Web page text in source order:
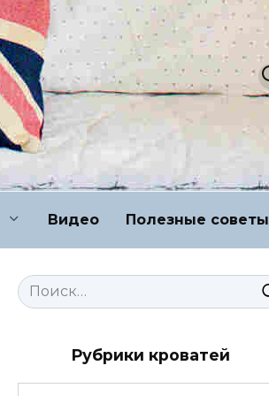
Видео Полезные советы
Search
for:
Рубрики кроватей